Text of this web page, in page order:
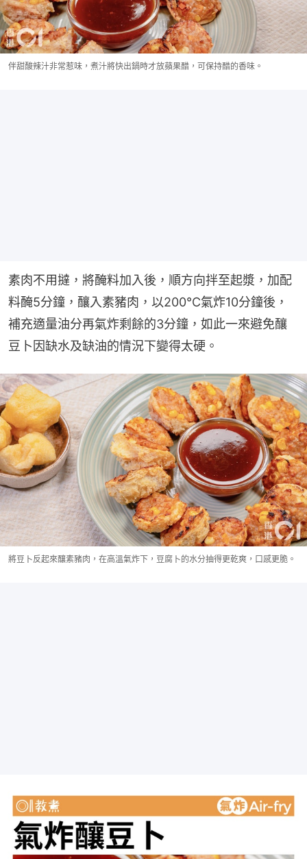
伴甜酸辣汁非常惹味，煮汁將快出鍋時才放蘋果醋，可保持醋的香味。
素肉不用撻，將醃料加入後，順方向拌至起漿，加配
料醃5分鐘，釀入素豬肉，以200°C氣炸10分鐘後，
補充適量油分再氣炸剩餘的3分鐘，如此一來避免釀
豆卜因缺水及缺油的情況下變得太硬。
將豆卜反起來釀素豬肉，在高溫氣炸下，豆腐卜的水分抽得更乾爽，口感更脆。